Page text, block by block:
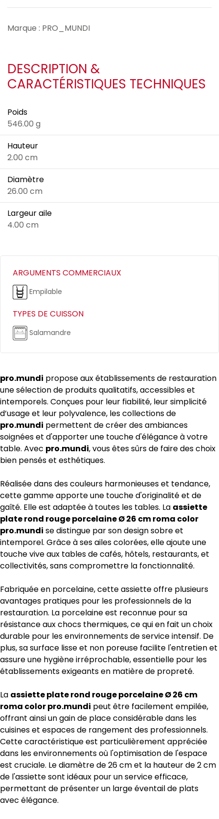
Marque : PRO_MUNDI
DESCRIPTION &
CARACTÉRISTIQUES TECHNIQUES
Poids
546.00 g
Hauteur
2.00 cm
Diamètre
26.00 cm
Largeur aile
4.00 cm
ARGUMENTS COMMERCIAUX
Empilable
TYPES DE CUISSON
Salamandre
pro.mundi propose aux établissements de restauration
une sélection de produits qualitatifs, accessibles et
intemporels. Conçues pour leur fiabilité, leur simplicité
d’usage et leur polyvalence, les collections de
pro.mundi permettent de créer des ambiances
soignées et d'apporter une touche d'élégance à votre
table. Avec pro.mundi, vous êtes sûrs de faire des choix
bien pensés et esthétiques.
Réalisée dans des couleurs harmonieuses et tendance,
cette gamme apporte une touche d'originalité et de
gaîté. Elle est adaptée à toutes les tables. La assiette
plate rond rouge porcelaine Ø 26 cm roma color
pro.mundi se distingue par son design sobre et
intemporel. Grâce à ses ailes colorées, elle ajoute une
touche vive aux tables de cafés, hôtels, restaurants, et
collectivités, sans compromettre la fonctionnalité.
Fabriquée en porcelaine, cette assiette offre plusieurs
avantages pratiques pour les professionnels de la
restauration. La porcelaine est reconnue pour sa
résistance aux chocs thermiques, ce qui en fait un choix
durable pour les environnements de service intensif. De
plus, sa surface lisse et non poreuse facilite l'entretien et
assure une hygiène irréprochable, essentielle pour les
établissements exigeants en matière de propreté.
La assiette plate rond rouge porcelaine Ø 26 cm
roma color pro.mundi peut être facilement empilée,
offrant ainsi un gain de place considérable dans les
cuisines et espaces de rangement des professionnels.
Cette caractéristique est particulièrement appréciée
dans les environnements où l'optimisation de l'espace
est cruciale. Le diamètre de 26 cm et la hauteur de 2 cm
de l'assiette sont idéaux pour un service efficace,
permettant de présenter un large éventail de plats
avec élégance.